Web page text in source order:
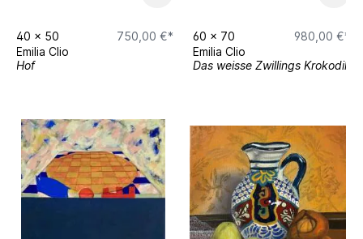
40 x 50
750,00 €*
Emilia Clio
Hof
60 x 70
980,00 €*
Emilia Clio
Das weisse Zwillings Krokodil